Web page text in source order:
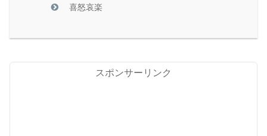
喜怒哀楽
スポンサーリンク